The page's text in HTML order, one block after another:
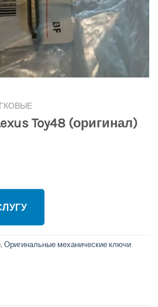
Toy48 (оригинал)
, Оригинальные механические ключи